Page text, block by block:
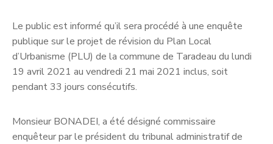
Le public est informé qu’il sera procédé à une enquête
publique sur le projet de révision du Plan Local
d’Urbanisme (PLU) de la commune de Taradeau du lundi
19 avril 2021 au vendredi 21 mai 2021 inclus, soit
pendant 33 jours consécutifs.
Monsieur BONADEI, a été désigné commissaire
enquêteur par le président du tribunal administratif de